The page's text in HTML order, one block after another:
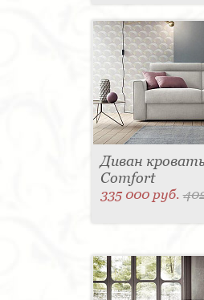
Диван
Comfort
335 000 руб.